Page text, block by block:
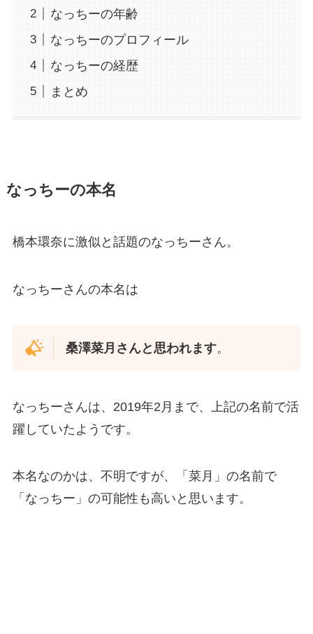
なっちーの年齢
なっちーのプロフィール
なっちーの経歴
まとめ
なっちーの本名
橋本環奈に激似と話題のなっちーさん。
なっちーさんの本名は
桑澤菜月さんと思われます。
なっちーさんは、2019年2月まで、上記の名前で活
躍していたようです。
本名なのかは、不明ですが、「菜月」の名前で
「なっちー」の可能性も高いと思います。